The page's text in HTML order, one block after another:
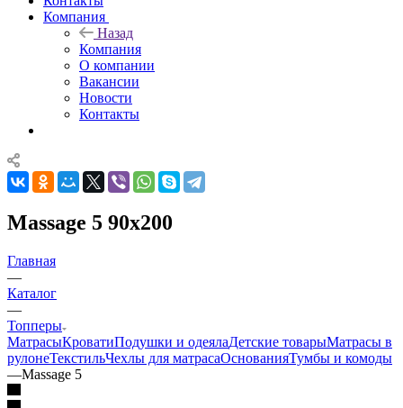
Компания
Назад
Компания
О компании
Вакансии
Новости
Контакты
Massage 5 90x200
Главная
—
Каталог
—
Топперы
МатрасыКроватиПодушки и одеялаДетские товарыМатрасы в
рулонеТекстильЧехлы для матрасаОснованияТумбы и комоды
—Massage 5